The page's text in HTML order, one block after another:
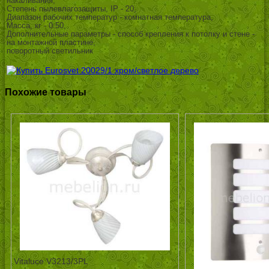
Степень пылевлагозащиты, IP - 20,
Диапазон рабочих температур - комнатная температура,
Масса, кг - 0.50,
Дополнительные параметры - способ крепления к потолку и стене -
на монтажной пластине,
поворотный светильник
Похожие товары
Vitaluce V3213/3PL